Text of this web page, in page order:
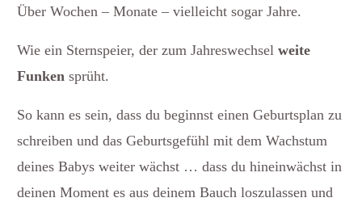
Über Wochen – Monate – vielleicht sogar Jahre.
Wie ein Sternspeier, der zum Jahreswechsel weite
Funken sprüht.
So kann es sein, dass du beginnst einen Geburtsplan zu
schreiben und das Geburtsgefühl mit dem Wachstum
deines Babys weiter wächst … dass du hineinwächst in
deinen Moment es aus deinem Bauch loszulassen und